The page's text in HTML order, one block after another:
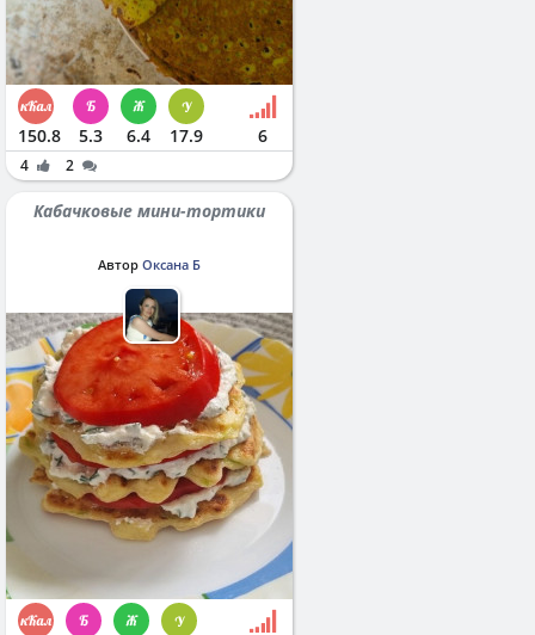
150.8 5.3 6.4 17.9 6
4 2
Кабачковые мини-тортики
Автор Оксана Б